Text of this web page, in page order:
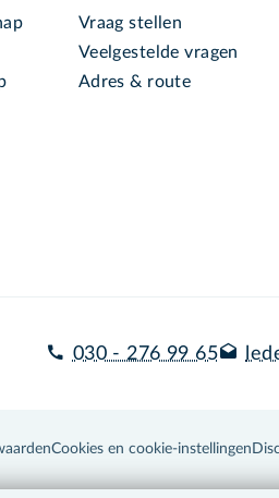
Vraag stellen
Veelgestelde vragen
Adres & route
030 - 276 99 65
Cookies en cookie-instellingen